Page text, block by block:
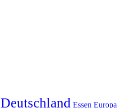
Deutschland Essen Europa